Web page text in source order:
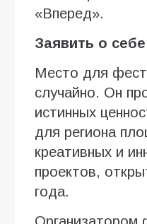
«Вперед».
Заявить о себе
Место для
случайно. Он
истинных
для региона
креативных и
проектов,
года.